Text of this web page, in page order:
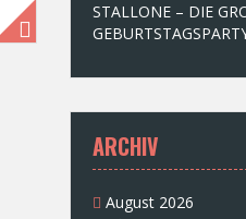
STALLONE – DIE
ARCHIV
August 2026